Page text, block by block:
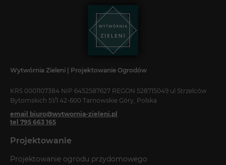
Wytwórnia Zieleni | Projektowanie Ogrodów
KRS 0001107384 NIP 6452587627 REGON 528715049 ul Strzelców
Bytomskich 51/1 42-600 Tarnowskie Góry, Polska
email biuro@wytwornia-zieleni.pl
tel 795 663 165
Projektowanie
Projektowanie ogrodu przydomowego